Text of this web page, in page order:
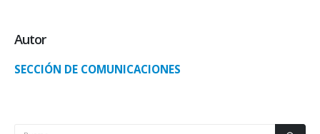
Autor
SECCIÓN DE COMUNICACIONES